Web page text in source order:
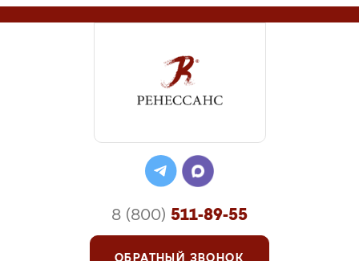
8 (800) 511-89-55
ОБРАТНЫЙ ЗВОНОК